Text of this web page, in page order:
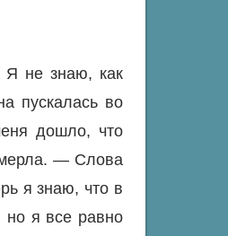
Я не знаю, как
пускалась во
дошло, что
— Слова
я знаю, что в
но я все равно